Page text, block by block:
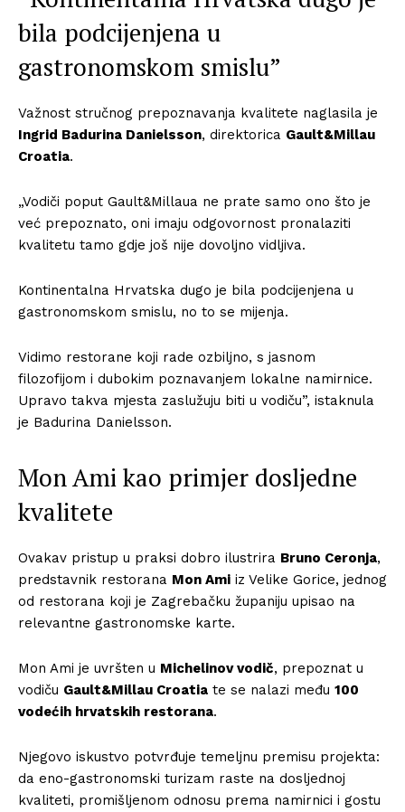
bila podcijenjena u
gastronomskom smislu”
Važnost stručnog prepoznavanja kvalitete naglasila je
Ingrid Badurina Danielsson, direktorica Gault&Millau
Croatia.
„Vodiči poput Gault&Millaua ne prate samo ono što je
već prepoznato, oni imaju odgovornost pronalaziti
kvalitetu tamo gdje još nije dovoljno vidljiva.
Kontinentalna Hrvatska dugo je bila podcijenjena u
gastronomskom smislu, no to se mijenja.
Vidimo restorane koji rade ozbiljno, s jasnom
filozofijom i dubokim poznavanjem lokalne namirnice.
Upravo takva mjesta zaslužuju biti u vodiču”, istaknula
je Badurina Danielsson.
Mon Ami kao primjer dosljedne
kvalitete
Ovakav pristup u praksi dobro ilustrira Bruno Ceronja,
predstavnik restorana Mon Ami iz Velike Gorice, jednog
od restorana koji je Zagrebačku županiju upisao na
relevantne gastronomske karte.
Mon Ami je uvršten u Michelinov vodič, prepoznat u
vodiču Gault&Millau Croatia te se nalazi među 100
vodećih hrvatskih restorana.
Njegovo iskustvo potvrđuje temeljnu premisu projekta:
da eno-gastronomski turizam raste na dosljednoj
kvaliteti, promišljenom odnosu prema namirnici i gostu